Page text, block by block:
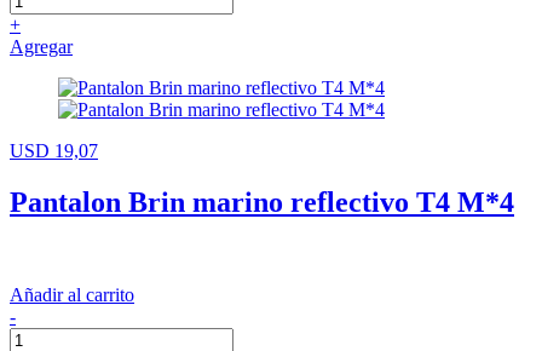
+
Agregar
USD 19,07
Pantalon Brin marino reflectivo T4 M*4
Añadir al carrito
-